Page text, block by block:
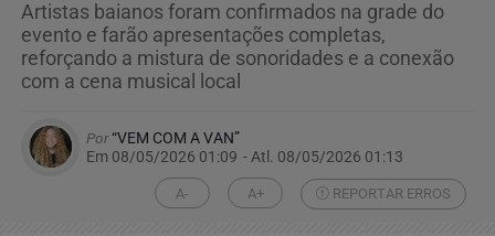
Artistas baianos foram confirmados na grade do
evento e farão apresentações completas,
reforçando a mistura de sonoridades e a conexão
com a cena musical local
Por“VEM COM A VAN”
Em 08/05/2026 01:09 - Atl. 08/05/2026 01:13
A- A+ REPORTAR ERROS